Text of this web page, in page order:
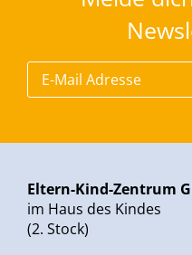
Eltern-Kind-Zentrum
im Haus des Kindes
(2. Stock)